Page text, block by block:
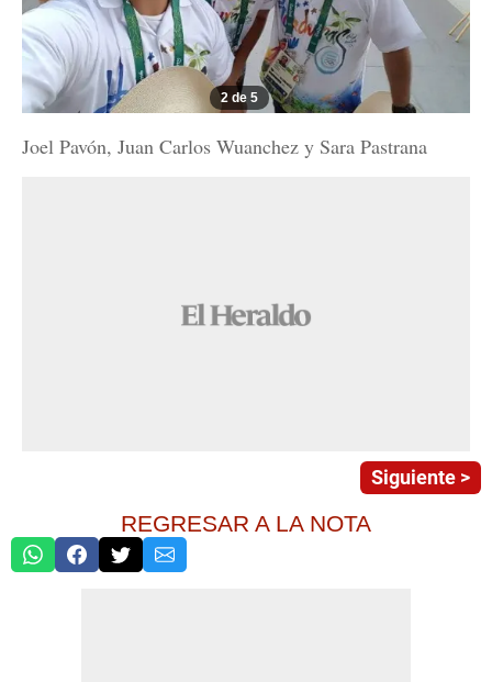
2 de 5
Joel Pavón, Juan Carlos Wuanchez y Sara Pastrana
Siguiente >
REGRESAR A LA NOTA